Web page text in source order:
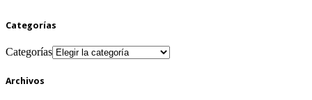
Categorías
Categorías
Archivos